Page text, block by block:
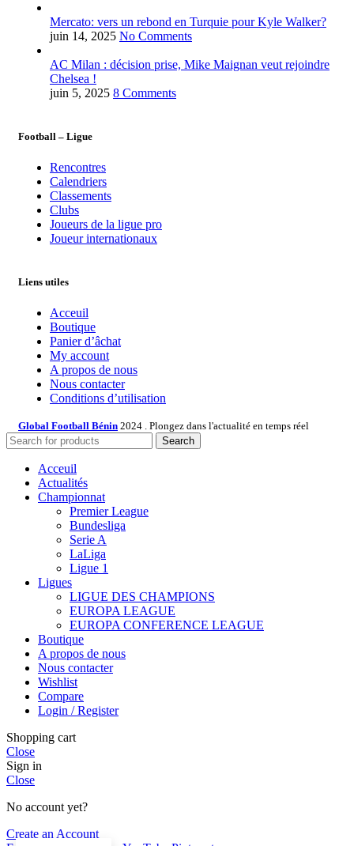
Mercato: vers un rebond en Turquie pour Kyle Walker?
juin 14, 2025 No Comments
AC Milan : décision prise, Mike Maignan veut rejoindre
Chelsea !
juin 5, 2025 8 Comments
Football – Ligue
Rencontres
Calendriers
Classements
Clubs
Joueurs de la ligue pro
Joueur internationaux
Liens utiles
Acceuil
Boutique
Panier d’âchat
My account
A propos de nous
Nous contacter
Conditions d’utilisation
Global Football Bénin 2024 . Plongez dans l'actualité en temps réel
Search
Acceuil
Actualités
Championnat
Premier League
Bundesliga
Serie A
LaLiga
Ligue 1
Ligues
LIGUE DES CHAMPIONS
EUROPA LEAGUE
EUROPA CONFERENCE LEAGUE
Boutique
A propos de nous
Nous contacter
Wishlist
Compare
Login / Register
Shopping cart
Close
Sign in
Close
No account yet?
Create an Account